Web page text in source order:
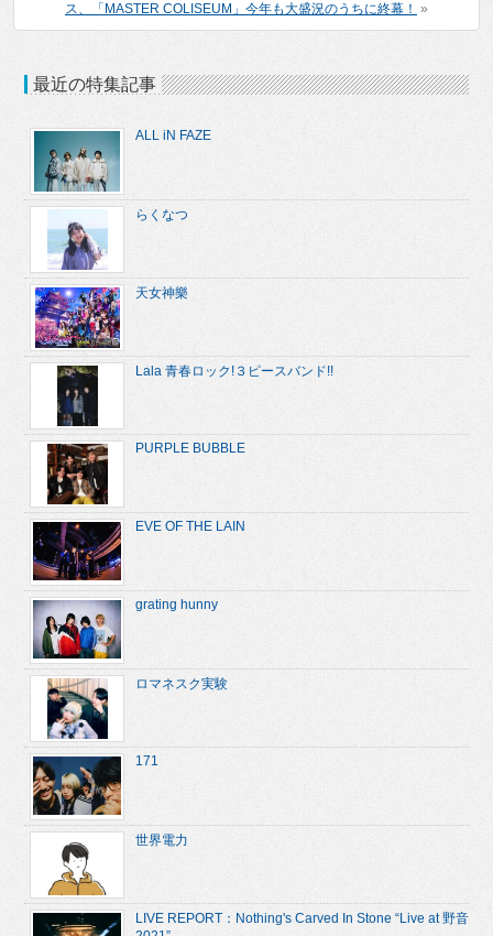
ス、「MASTER COLISEUM」今年も大盛況のうちに終幕！ »
最近の特集記事
ALL iN FAZE
らくなつ
天女神樂
Lala 青春ロック!３ピースバンド!!
PURPLE BUBBLE
EVE OF THE LAIN
grating hunny
ロマネスク実験
171
世界電力
LIVE REPORT：Nothing's Carved In Stone “Live at 野音